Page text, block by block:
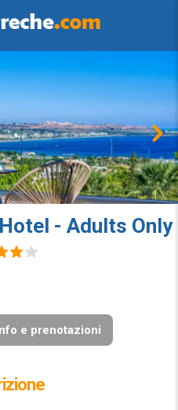
- Adults Only
e prenotazioni